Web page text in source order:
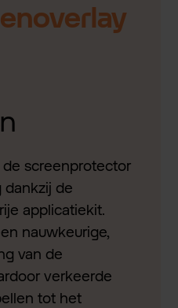
screenprotector
dankzij de
applicatiekit.
nauwkeurige,
van de
verkeerde
tot het